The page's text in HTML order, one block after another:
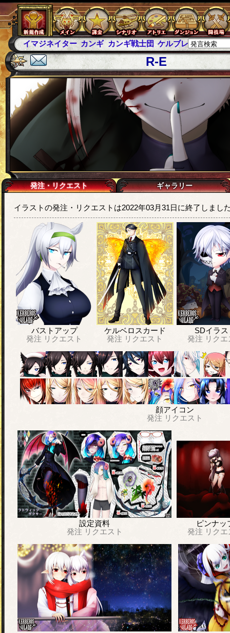
イマジネイター カンギ カンギ戦士団 ケルブレ ケルベロ
R-E
発注・リクエスト ギャラリー
イラストの発注・リクエストは2022年03月31日に終了しまし
バストアップ
発注 リクエスト
ケルベロスカード
発注 リクエスト
SDイラス
発注 リク
顔アイコン
発注 リクエスト
設定資料
発注 リクエスト
ピンナッ
発注 リク